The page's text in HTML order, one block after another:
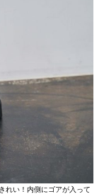
れい！内側にゴアが入って